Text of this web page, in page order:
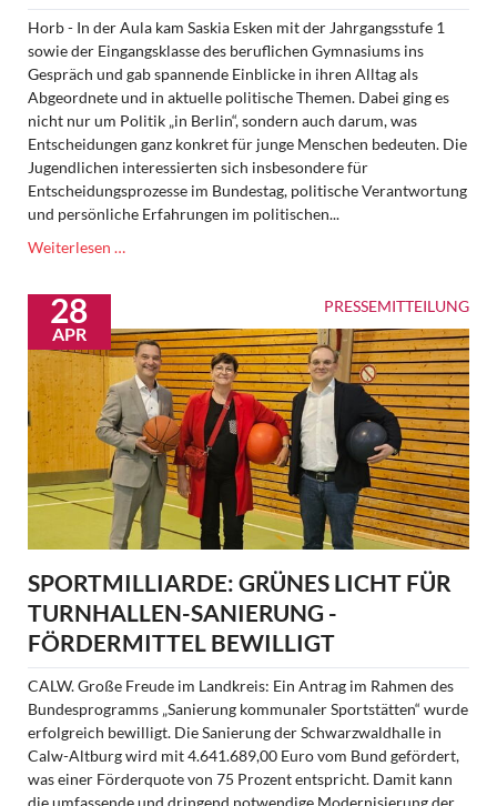
Horb - In der Aula kam Saskia Esken mit der Jahrgangsstufe 1
sowie der Eingangsklasse des beruflichen Gymnasiums ins
Gespräch und gab spannende Einblicke in ihren Alltag als
Abgeordnete und in aktuelle politische Themen. Dabei ging es
nicht nur um Politik „in Berlin“, sondern auch darum, was
Entscheidungen ganz konkret für junge Menschen bedeuten. Die
Jugendlichen interessierten sich insbesondere für
Entscheidungsprozesse im Bundestag, politische Verantwortung
und persönliche Erfahrungen im politischen...
Weiterlesen …
erleben
PRESSEMITTEILUNG
28
APR
SPORTMILLIARDE: GRÜNES LICHT FÜR
TURNHALLEN-SANIERUNG -
FÖRDERMITTEL BEWILLIGT
CALW. Große Freude im Landkreis: Ein Antrag im Rahmen des
Bundesprogramms „Sanierung kommunaler Sportstätten“ wurde
erfolgreich bewilligt. Die Sanierung der Schwarzwaldhalle in
Calw-Altburg wird mit 4.641.689,00 Euro vom Bund gefördert,
was einer Förderquote von 75 Prozent entspricht. Damit kann
die umfassende und dringend notwendige Modernisierung der